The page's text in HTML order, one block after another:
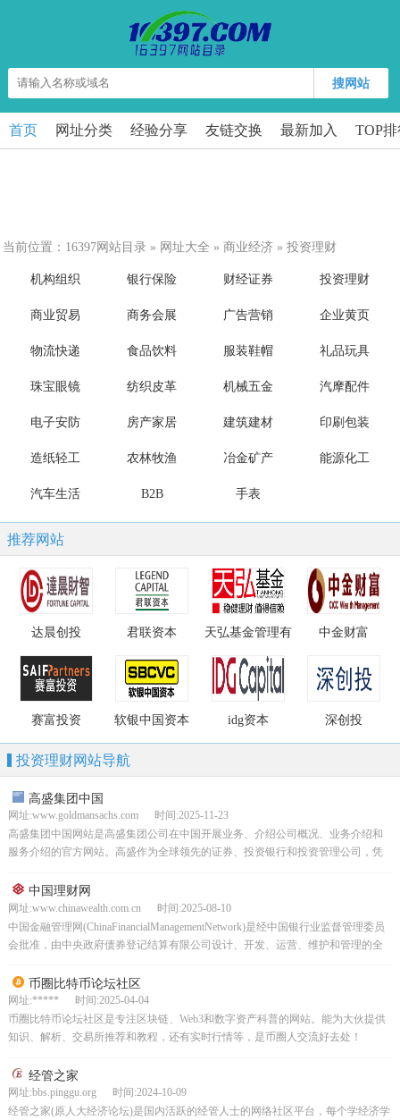
搜网站
首页 网址分类 经验分享 友链交换 最新加入 TOP
当前位置： 16397网站目录 » 网址大全 » 商业经济 » 投资理财
机构组织 银行保险 财经证券 投资理财
商业贸易 商务会展 广告营销 企业黄页
物流快递 食品饮料 服装鞋帽 礼品玩具
珠宝眼镜 纺织皮革 机械五金 汽摩配件
电子安防 房产家居 建筑建材 印刷包装
造纸轻工 农林牧渔 冶金矿产 能源化工
汽车生活 B2B 手表
推荐网站
达晨创投 君联资本 天弘基金管理有
限公司
中金财富
赛富投资 软银中国资本 idg资本 深创投
投资理财网站导航
高盛集团中国
网址:www.goldmansachs.com 时间:2025-11-23
高盛集团中国网站是高盛集团公司在中国开展业务、介绍公司概况、业务介绍和
服务介绍的官方网站。高盛作为全球领先的证券、投资银行和投资管理公司，凭
中国理财网
网址:www.chinawealth.com.cn 时间:2025-08-10
中国金融管理网(ChinaFinancialManagementNetwork)是经中国银行业监督管理委员
会批准，由中央政府债券登记结算有限公司设计、开发、运营、维护和管理的全
币圈比特币论坛社区
网址:***** 时间:2025-04-04
币圈比特币论坛社区是专注区块链、Web3和数字资产科普的网站。能为大伙提供
知识、解析、交易所推荐和教程，还有实时行情等，是币圈人交流好去处！
经管之家
网址:bbs.pinggu.org 时间:2024-10-09
经管之家(原人大经济论坛)是国内活跃的经管人士的网络社区平台，每个学经济学